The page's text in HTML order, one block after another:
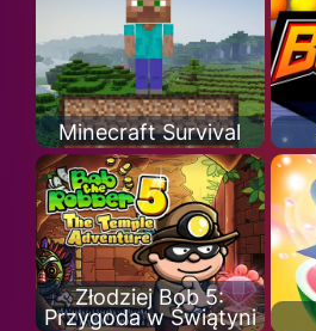
Minecraft Survival
Złodziej Bob 5:
Przygoda w Świątyni